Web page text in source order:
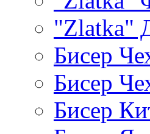
"Zlatka"
Бисер
Бисер
Бисер